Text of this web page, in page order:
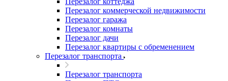
Перезалог коммерческой недвижимости
Перезалог гаража
Перезалог комнаты
Перезалог дачи
Перезалог квартиры с обременением
Перезалог транспорта
Перезалог транспорта